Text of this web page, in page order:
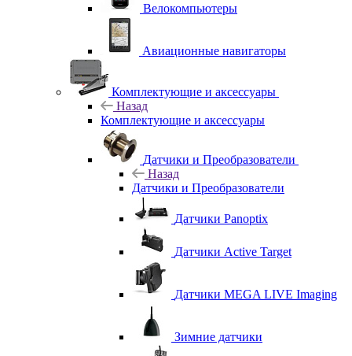
Велокомпьютеры
Авиационные навигаторы
Комплектующие и аксессуары
Назад
Комплектующие и аксессуары
Датчики и Преобразователи
Назад
Датчики и Преобразователи
Датчики Panoptix
Датчики Active Target
Датчики MEGA LIVE Imaging
Зимние датчики